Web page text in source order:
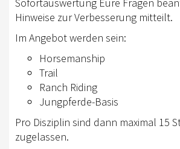
WESTERN-REITABZEICHEN
TRAINERAUSBILDUNG
AUSBILDUNG TURNIERFACHLEUTE
EWU-SHOP
LOGIN
Hinweise zur Verbesserung mitteilt.
Im Angebot werden sein:
Horsemanship
Trail
Ranch Riding
Jungpferde-Basis
Pro Disziplin sind dann maximal 15
zugelassen.